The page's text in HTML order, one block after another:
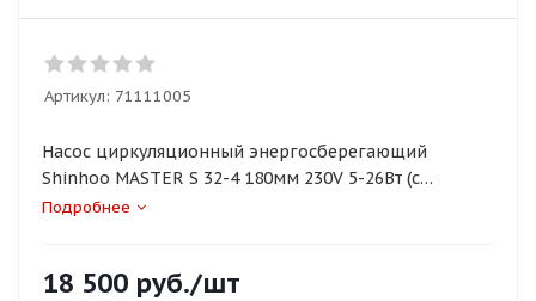
Артикул: 71111005
Насос циркуляционный энергосберегающий
Shinhoo MASTER S 32-4 180мм 230V 5-26Вт (с
гайками)
Подробнее
18 500 руб./шт